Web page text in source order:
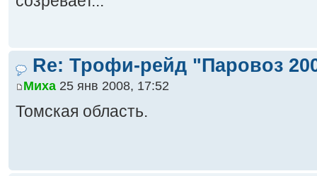
Re: Трофи-рейд "Паровоз
Миха 25 янв 2008, 17:52
Томская область.